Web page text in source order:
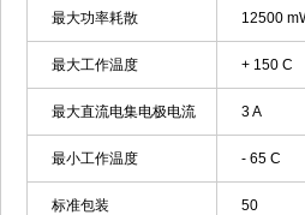
最大功率耗散 12500
最大工作温度 + 150 C
最大直流电集电极电流 3 A
最小工作温度 - 65 C
标准包装 50